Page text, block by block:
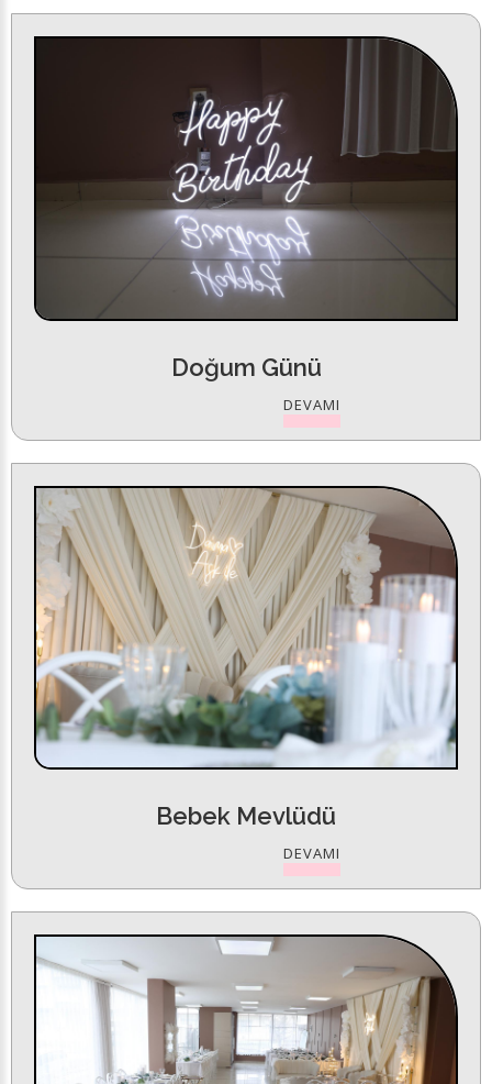
Doğum Günü
DEVAMI
Bebek Mevlüdü
DEVAMI